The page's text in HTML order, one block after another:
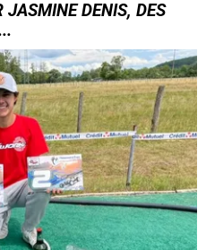
JASMINE DENIS, DES